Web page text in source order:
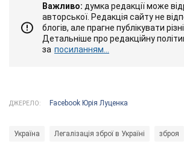
Важливо: думка редакції може
авторської. Редакція сайту не
блогів, але прагне публікувати
Детальніше про редакційну
за посиланням...
ДЖЕРЕЛО: Facebook Юрія Луценка
Україна Легалізація зброї в Україні зброя